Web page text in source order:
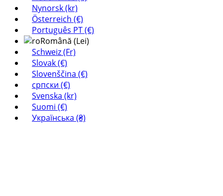
Nynorsk (kr)
Österreich (€)
Português PT (€)
Română (Lei)
Schweiz (Fr)
Slovak (€)
Slovenščina (€)
српски (€)
Svenska (kr)
Suomi (€)
Українська (₴)